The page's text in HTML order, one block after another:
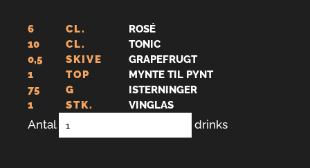
6 CL.
ROSÉ
10
CL.
TONIC
0,5
SKIVE
GRAPEFRUGT
1
TOP
MYNTE TIL PYNT
75
G
ISTERNINGER
1
STK. VINGLAS
Antal drinks